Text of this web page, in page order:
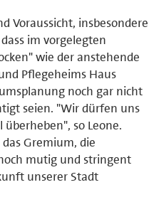
Voraussicht, insbesondere
im vorgelegten
wie der anstehende
Pflegeheims Haus
noch gar nicht
seien. "Wir dürfen uns
so Leone.
Gremium, die
mutig und stringent
unserer Stadt